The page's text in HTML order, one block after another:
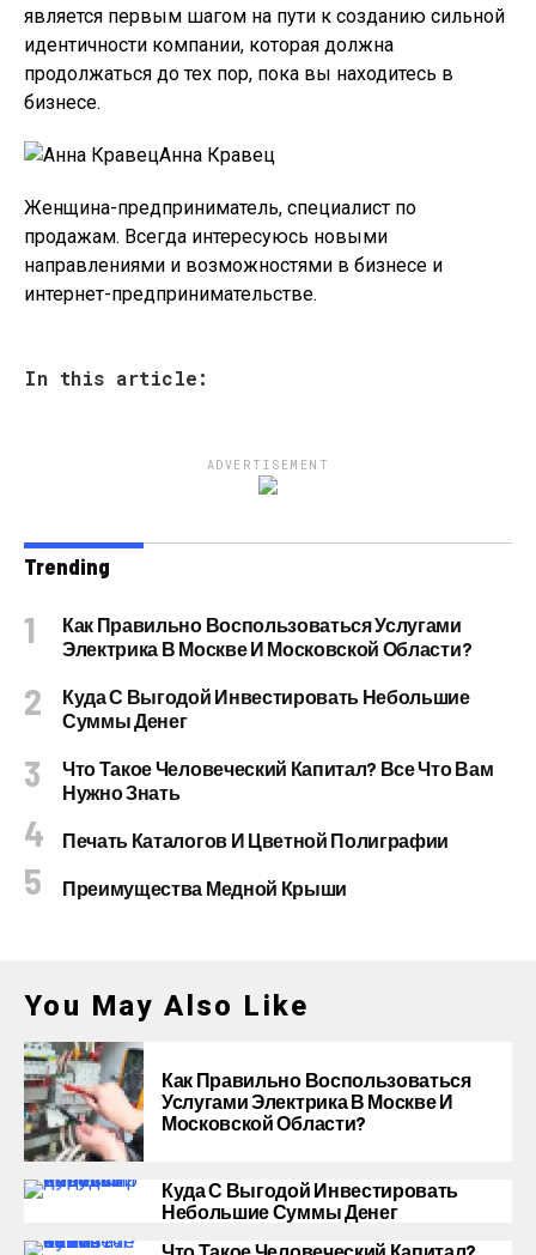
является первым шагом на пути к созданию сильной
идентичности компании, которая должна
продолжаться до тех пор, пока вы находитесь в
бизнесе.
Анна Кравец
Женщина-предприниматель, специалист по
продажам. Всегда интересуюсь новыми
направлениями и возможностями в бизнесе и
интернет-предпринимательстве.
In this article:
ADVERTISEMENT
Trending
Как Правильно Воспользоваться Услугами
Электрика В Москве И Московской Области?
Куда С Выгодой Инвестировать Небольшие
Суммы Денег
Что Такое Человеческий Капитал? Все Что Вам
Нужно Знать
Печать Каталогов И Цветной Полиграфии
Преимущества Медной Крыши
You May Also Like
Как Правильно Воспользоваться
Услугами Электрика В Москве И
Московской Области?
Куда С Выгодой Инвестировать
Небольшие Суммы Денег